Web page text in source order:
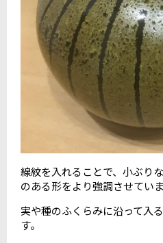
線紋を入れることで、小ぶり
のある形をより強調させていま
実や種のふくらみに沿って入
す。